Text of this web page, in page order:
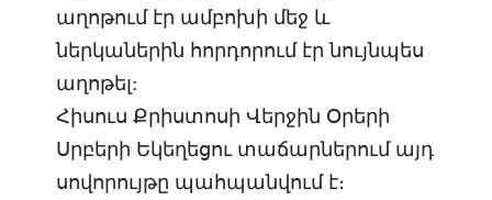
աղոթում էր ամբոխի մեջ և
ներկաներին հորդորում էր նույնպես
աղոթել:
Հիսուս Քրիստոսի Վերջին Օրերի
Սրբերի Եկեղեցու տաճարներում այդ
սովորույթը պահպանվում է։